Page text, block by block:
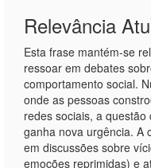
Relevância
Esta frase mantém-se
ressoar em debates
comportamento social.
onde as pessoas
redes sociais, a
ganha nova urgência. A
em discussões sobre
emoções reprimidas) e